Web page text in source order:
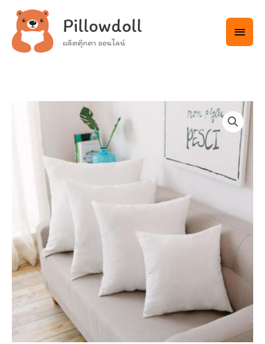
content
Pillowdoll
ผลิตตุ๊กตา ออนไลน์
Menu